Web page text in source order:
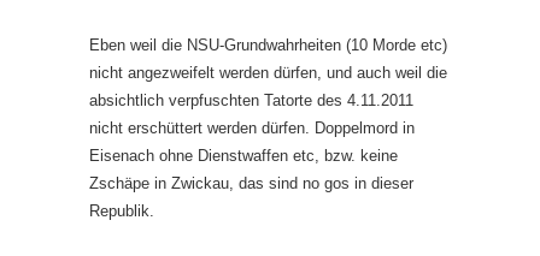
Eben weil die NSU-Grundwahrheiten (10 Morde etc)
nicht angezweifelt werden dürfen, und auch weil die
absichtlich verpfuschten Tatorte des 4.11.2011
nicht erschüttert werden dürfen. Doppelmord in
Eisenach ohne Dienstwaffen etc, bzw. keine
Zschäpe in Zwickau, das sind no gos in dieser
Republik.